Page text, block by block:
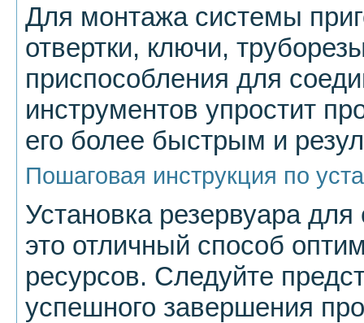
Для монтажа системы
отвертки, ключи,
приспособления для
инструментов упростит
его более быстрым и
Пошаговая инструкция по
Установка резервуара
это отличный способ
ресурсов. Следуйте
успешного завершения